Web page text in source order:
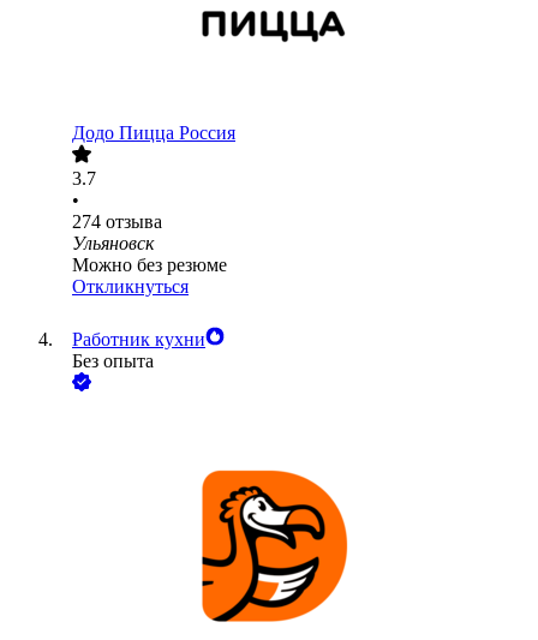
Додо Пицца Россия
3.7
•
274 отзыва
Ульяновск
Можно без резюме
Откликнуться
Работник кухни
Без опыта